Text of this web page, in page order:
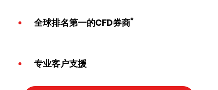
全球排名第一的CFD券商*
专业客户支援